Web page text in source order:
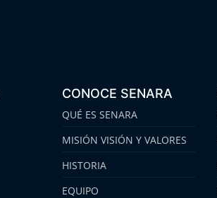
CONOCE SENARA
QUÉ ES SENARA
MISIÓN VISIÓN Y VALORES
HISTORIA
EQUIPO